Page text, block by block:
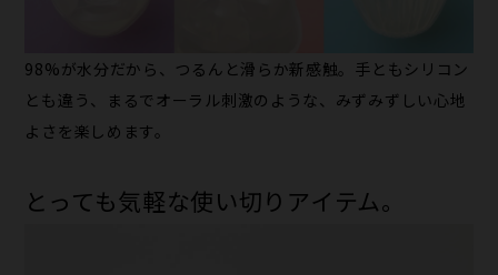
98%が水分だから、つるんと滑らか新感触。手ともシリコン
とも違う、まるでオーラル刺激のような、みずみずしい心地
よさを楽しめます。
とっても気軽な使い切りアイテム。